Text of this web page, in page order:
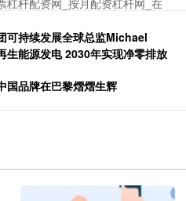
杠杆配资网_按月配资杠杆网_在
可持续发展全球总监Michael
生能源发电 2030年实现净零排放
国品牌在巴黎熠熠生辉